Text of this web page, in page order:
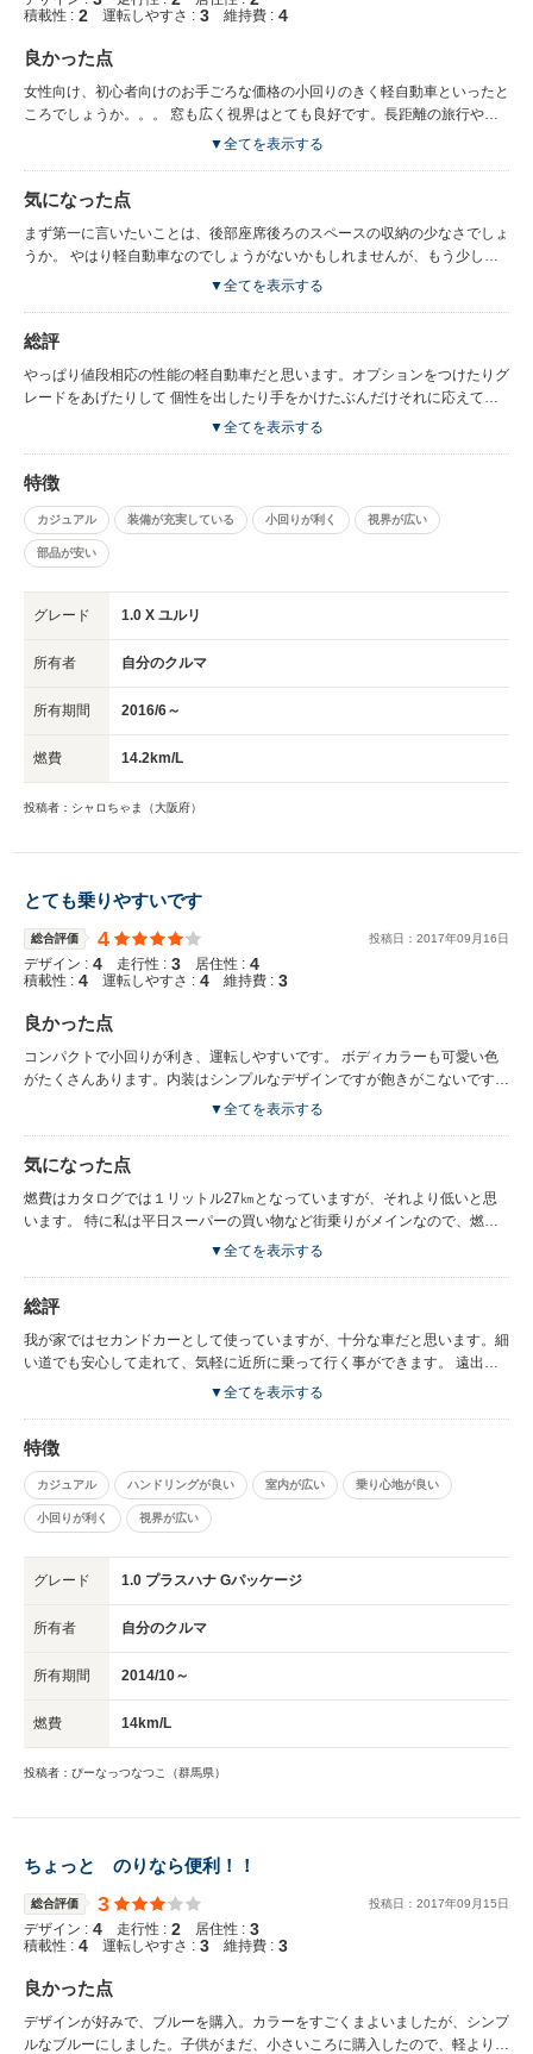
積載性 : 2 運転しやすさ : 3 維持費 : 4
良かった点
女性向け、初心者向けのお手ごろな価格の小回りのきく軽自動車といったと
ころでしょうか。。。 窓も広く視界はとても良好です。長距離の旅行や高
速道路など自分のイメージでは疲れやすく、 辛いものかなと想像していた
は 評価できました。日常生活での近場への移動も本来のコンセプトとおり
にらくらくこなせるいい車だと思います。 また、パーツも豊富で色々とい
じりやすいのも特長です。 手がかかりますが個性が出せるのがおもしろい
もあります。（おまけ程度ですが） 個人的な好みの話ですが外装もなかな
かかわいいもので、わりとひとめぼれして買ってしまった ということもあ
り結構気に入っております（笑） カラーが豊富なのでカタログをチラチラ
に向かうのが本当に楽しい乗用車です。
▼全てを表示する
気になった点
まず第一に言いたいことは、後部座席後ろのスペースの収納の少なさでしょ
うか。 やはり軽自動車なのでしょうがないかもしれませんが、もう少し大
きければいいかな。 また、運転においては車体がかなり軽めなので田舎の
うオシャレな乗用車だと思って我慢しています。 思っていたよりパワフル
な感じはあまりなかったので加速は弱い感じの乗用車ですね。 うまく言い
換えればいつもスピードを出しすぎず安全運転できるともいえますけど。
とまどったり。。。 エンジンの音も結構聞こえてくるので騒がしい印象も
ありますし、揺れも感じます。 燃費も車の値段相応といったところで排気
量がありますがイマイチといったところ。。。 内装もあまりいいとはいえ
ないので、それなりってやつですｂ それでも手のかかる子ほどかわいいっ
てことで許せちゃいますよ＞＜
▼全てを表示する
総評
やっぱり値段相応の性能の軽自動車だと思います。オプションをつけたりグ
レードをあげたりして 個性を出したり手をかけたぶんだけそれに応えてく
れる優等生名感じの車です。 とにかく安いので性能よりも安さを追い求め
▼全てを表示する
特徴
カジュアル 装備が充実している 小回りが利く 視界が広い
部品が安い
グレード 1.0 X ユルリ
所有者 自分のクルマ
所有期間 2016/6～
燃費 14.2km/L
投稿者：シャロちゃま（大阪府）
とても乗りやすいです
総合評価 4 投稿日： 2017年09 月 16日
デザイン : 4 走行性 : 3 居住性 : 4
積載性 : 4 運転しやすさ : 4 維持費 : 3
良かった点
コンパクトで小回りが利き、運転しやすいです。 ボディカラーも可愛い色
がたくさんあります。内装はシンプルなデザインですが飽きがこないです。
小さなカバンをかけられるフックや、助手席下に靴が入るスペースがあった
で狭い駐車場でも反対側から乗り降りできるのは楽です。
▼全てを表示する
気になった点
燃費はカタログでは１リットル27㎞となっていますが、それより低いと思
います。 特に私は平日スーパーの買い物など街乗りがメインなので、燃費
は12-13キロです。 エアコンなどボタンのデザインはあまりおしゃれさを感
うな車です。
▼全てを表示する
総評
我が家ではセカンドカーとして使っていますが、十分な車だと思います。細
い道でも安心して走れて、気軽に近所に乗って行く事ができます。 遠出を
するには少し小さく感じるかもしれません。 内装なども他の車に比べたら
▼全てを表示する
特徴
カジュアル ハンドリングが良い 室内が広い 乗り心地が良い
小回りが利く 視界が広い
グレード 1.0 プラスハナ Gパッケージ
所有者 自分のクルマ
所有期間 2014/10～
燃費 14km/L
投稿者：ぴーなっつなつこ（群馬県）
ちょっと のりなら便利！！
総合評価 3 投稿日： 2017年09 月 15日
デザイン : 4 走行性 : 2 居住性 : 3
積載性 : 4 運転しやすさ : 3 維持費 : 3
良かった点
デザインが好みで、ブルーを購入。カラーをすごくまよいましたが、シンプ
ルなブルーにしました。子供がまだ、小さいころに購入したので、軽より